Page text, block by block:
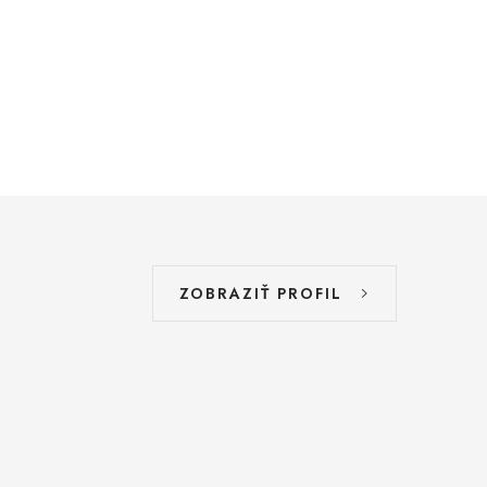
ZOBRAZIŤ PROFIL